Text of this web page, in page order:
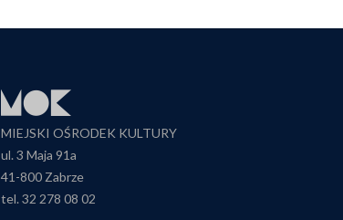
MIEJSKI OŚRODEK KULTURY
ul. 3 Maja 91a
41-800 Zabrze
tel. 32 278 08 02